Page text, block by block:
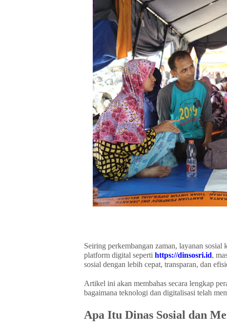
Seiring perkembangan zaman, layanan
platform digital seperti https://dinsosri.id,
sosial dengan lebih cepat, transparan, dan
Artikel ini akan membahas secara lengkap
bagaimana teknologi dan digitalisasi telah
Apa Itu Dinas Sosial dan